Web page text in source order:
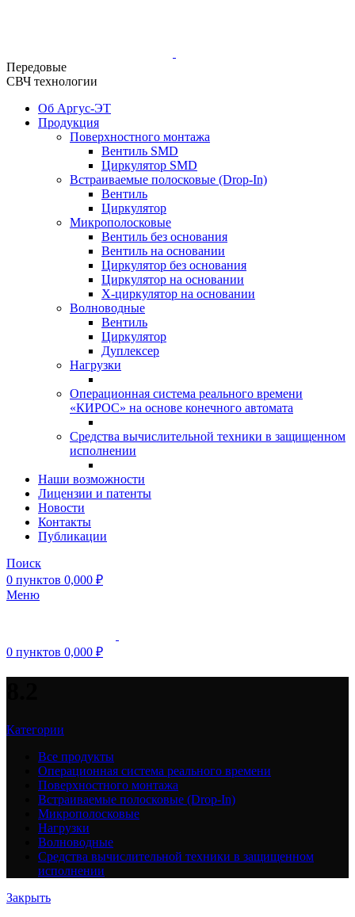
Передовые
СВЧ технологии
Об Аргус-ЭТ
Продукция
Поверхностного монтажа
Вентиль SMD
Циркулятор SMD
Встраиваемые полосковые (Drop-In)
Вентиль
Циркулятор
Микрополосковые
Вентиль без основания
Вентиль на основании
Циркулятор без основания
Циркулятор на основании
Х-циркулятор на основании
Волноводные
Вентиль
Циркулятор
Дуплексер
Нагрузки
Операционная система реального времени
«КИРОС» на основе конечного автомата
Средства вычислительной техники в защищенном
исполнении
Наши возможности
Лицензии и патенты
Новости
Контакты
Публикации
Поиск
0 пунктов 0,000 ₽
Меню
0 пунктов 0,000 ₽
Категории
Все продукты
Операционная система реального времени
Поверхностного монтажа
Встраиваемые полосковые (Drop-In)
Микрополосковые
Нагрузки
Волноводные
Средства вычислительной техники в защищенном
исполнении
Закрыть